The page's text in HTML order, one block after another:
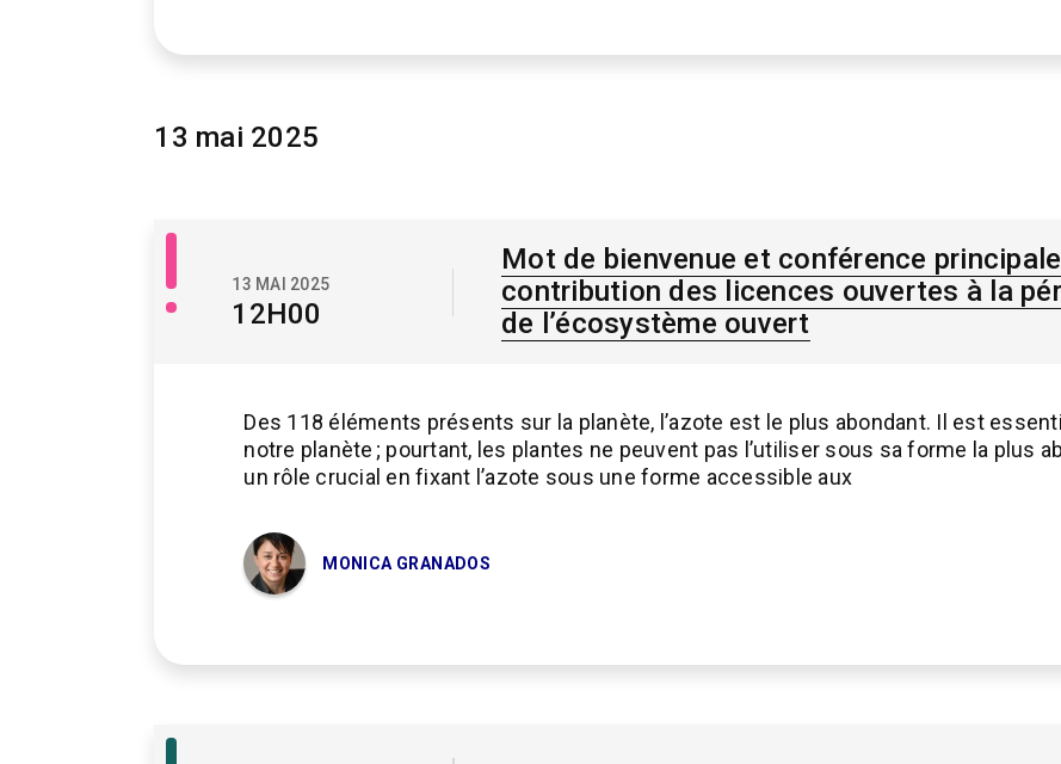
13 mai 2025
/
13 MAI 2025
12H00
Mot de bienvenue et conférence
contribution des licences ouvertes à la
de l’écosystème ouvert
Des 118 éléments présents sur la planète, l’azote est le plus abondant. Il est
notre planète ; pourtant, les plantes ne peuvent pas l’utiliser sous sa forme la plus
un rôle crucial en fixant l’azote sous une forme accessible aux
MONICA GRANADOS